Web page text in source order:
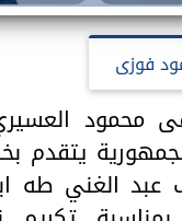
فوزى
محمود
يتقدم
عبد الغني طه